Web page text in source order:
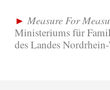
► Measure For
Ministeriums für
des Landes